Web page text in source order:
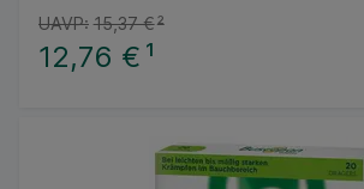
12,76 € ¹
UAVP: 15,37 €²